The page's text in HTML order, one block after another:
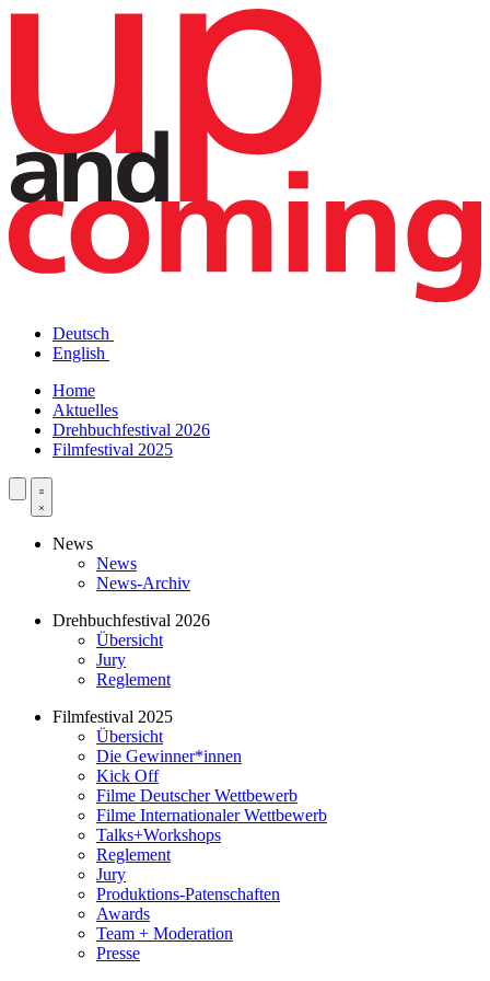
Deutsch
English
Home
Aktuelles
Drehbuchfestival 2026
Filmfestival 2025
News
News
News-Archiv
Drehbuchfestival 2026
Übersicht
Jury
Reglement
Filmfestival 2025
Übersicht
Die Gewinner*innen
Kick Off
Filme Deutscher Wettbewerb
Filme Internationaler Wettbewerb
Talks+Workshops
Reglement
Jury
Produktions-Patenschaften
Awards
Team + Moderation
Presse